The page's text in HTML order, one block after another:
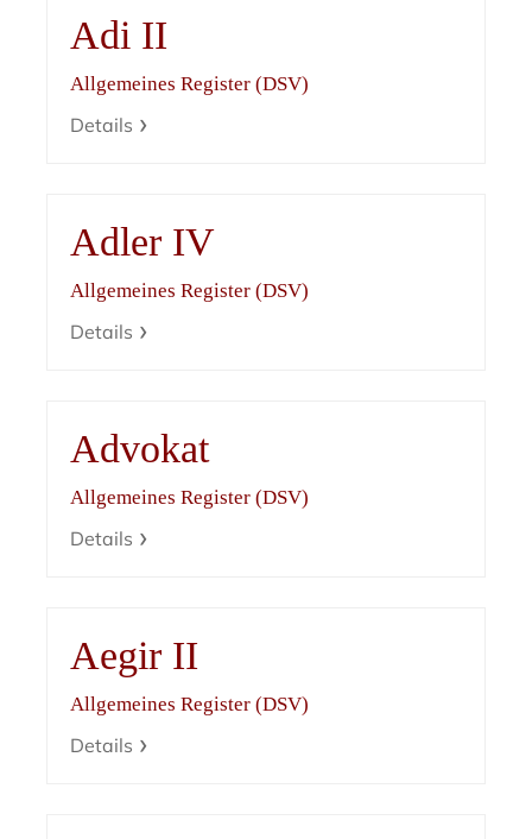
Adi II
Allgemeines Register (DSV)
Details
Adler IV
Allgemeines Register (DSV)
Details
Advokat
Allgemeines Register (DSV)
Details
Aegir II
Allgemeines Register (DSV)
Details